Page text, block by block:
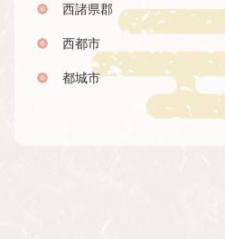
西諸県郡
西都市
都城市